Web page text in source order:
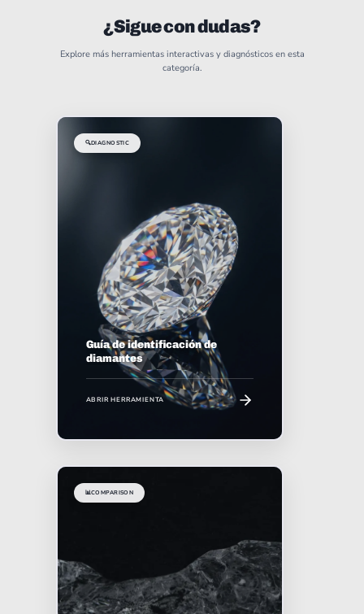
¿Sigue con dudas?
Explore más herramientas interactivas y diagnósticos en esta
categoría.
🔍DIAGNOSTIC
Guía de identificación de
diamantes
ABRIR HERRAMIENTA
📊COMPARISON